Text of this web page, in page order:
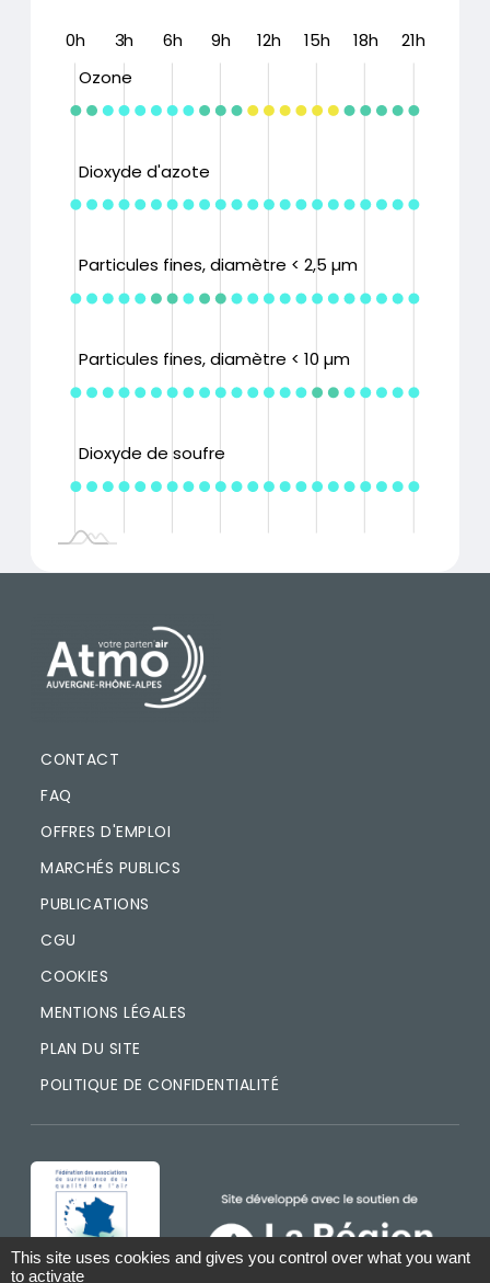
L
Ozone
Dioxyde d'azote
Particules fines, diamètre < 2,5 µm
Particules fines, diamètre < 10 µm
Dioxyde de soufre
0h 3h 6h 9h 12h 15h 18h 21h
PIED DE PAGE
CONTACT
FAQ
OFFRES D'EMPLOI
MARCHÉS PUBLICS
PUBLICATIONS
CGU
COOKIES
MENTIONS LÉGALES
PLAN DU SITE
POLITIQUE DE CONFIDENTIALITÉ
IMAGE
This site uses cookies and gives you control over what you want
to activate